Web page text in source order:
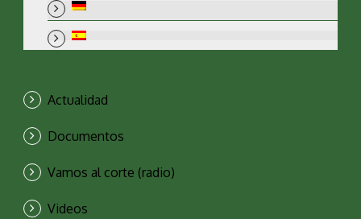
Actualidad
Documentos
Vamos al corte (radio)
Videos